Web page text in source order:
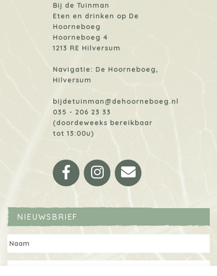
Bij de Tuinman
Eten en drinken op De
Hoorneboeg
Hoorneboeg 4
1213 RE Hilversum
Navigatie: De Hoorneboeg,
Hilversum
bijdetuinman@dehoorneboeg.nl
035 - 206 23 33
(doordeweeks bereikbaar
tot 13:00u)
Facebook
Instagram
Email
NIEUWSBRIEF